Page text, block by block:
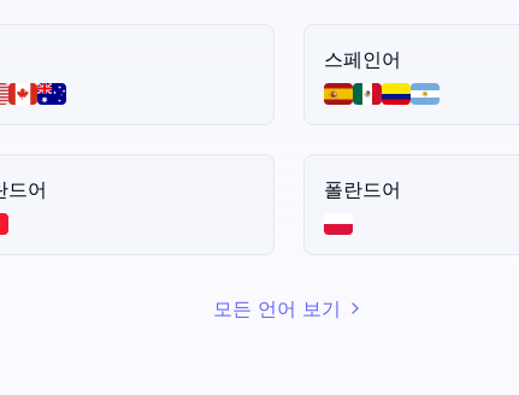
스페인어
드어 폴란드어
모든 언어 보기